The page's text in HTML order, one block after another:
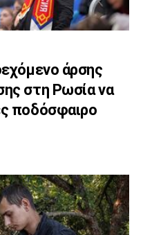
Γιουβέντους
Μπάγερν
άρσης
στη Ρωσία να
ποδόσφαιρο